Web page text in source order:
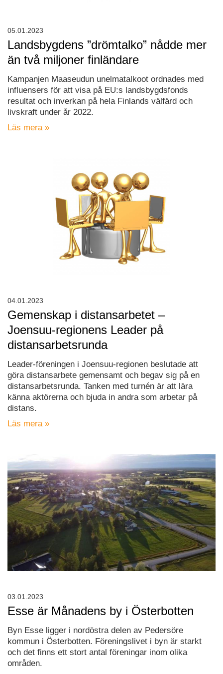
Landsbygdens ”drömtalko” nådde mer
än två miljoner finländare
Kampanjen Maaseudun unelmatalkoot ordnades med
influensers för att visa på EU:s landsbygdsfonds
resultat och inverkan på hela Finlands välfärd och
livskraft under år 2022.
Läs mera »
05.01.2023
Gemenskap i distansarbetet –
Joensuu-regionens Leader på
distansarbetsrunda
Leader-föreningen i Joensuu-regionen beslutade att
göra distansarbete gemensamt och begav sig på en
distansarbetsrunda. Tanken med turnén är att lära
känna aktörerna och bjuda in andra som arbetar på
distans.
Läs mera »
04.01.2023
Esse är Månadens by i Österbotten
Byn Esse ligger i nordöstra delen av Pedersöre
kommun i Österbotten. Föreningslivet i byn är starkt
och det finns ett stort antal föreningar inom olika
områden.
03.01.2023